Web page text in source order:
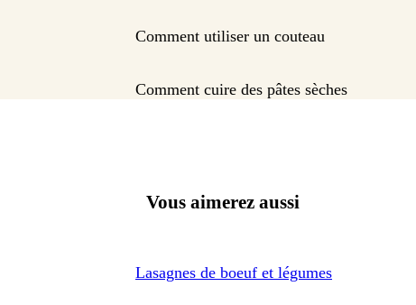
Comment utiliser un couteau
Comment cuire des pâtes sèches
Vous aimerez aussi
Lasagnes de boeuf et légumes